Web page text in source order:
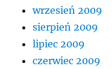
wrzesień 2009
sierpień 2009
lipiec 2009
czerwiec 2009